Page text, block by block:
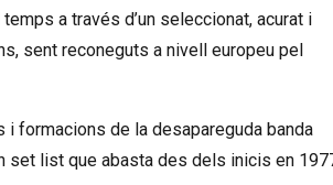
a través d’un seleccionat, acurat i
sent reconeguts a nivell europeu pel
formacions de la desapareguda banda
set list que abasta des dels inicis en